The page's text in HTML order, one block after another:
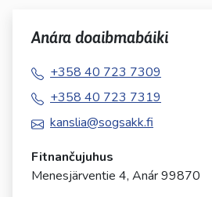
Anára doaibmabáiki
+358 40 723 7309
+358 40 723 7319
kanslia@sogsakk.fi
Fitnančujuhus
Menesjärventie 4, Anár 99870